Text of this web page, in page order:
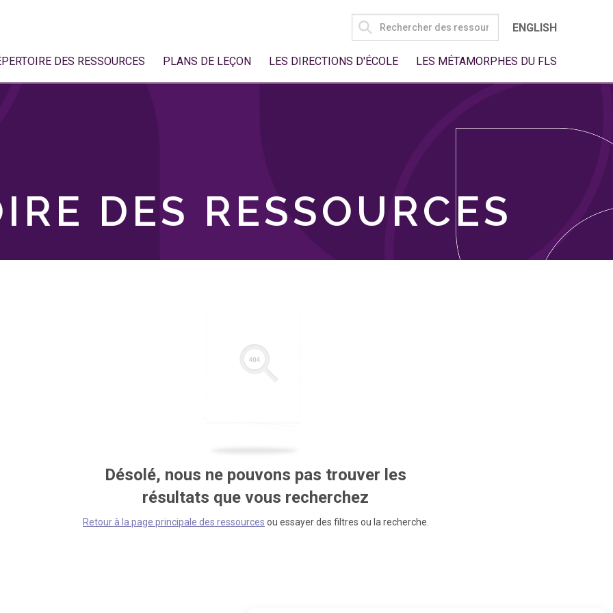
SEARCH
FOR:
ENGLISH
DES RESSOURCES PLANS DE LEÇON LES DIRECTIONS D'ÉCOLE LES MÉTAMORPHES DU FLS
DES RESSOURCES
Désolé, nous ne pouvons pas trouver les
résultats que vous recherchez
Retour à la page principale des ressources ou essayer des filtres ou la recherche.